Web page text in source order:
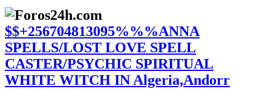
$$+256704813095%%%ANNA
SPELLS/LOST LOVE SPELL
CASTER/PSYCHIC SPIRITUAL
WHITE WITCH IN Algeria,Andorr